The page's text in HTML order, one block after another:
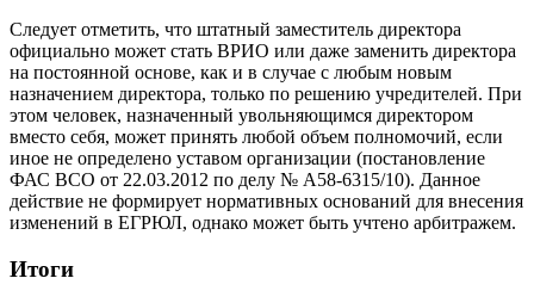
Следует отметить, что штатный заместитель директора
официально может стать ВРИО или даже заменить директора
на постоянной основе, как и в случае с любым новым
назначением директора, только по решению учредителей. При
этом человек, назначенный увольняющимся директором
вместо себя, может принять любой объем полномочий, если
иное не определено уставом организации (постановление
ФАС ВСО от 22.03.2012 по делу № А58-6315/10). Данное
действие не формирует нормативных оснований для внесения
изменений в ЕГРЮЛ, однако может быть учтено арбитражем.
Итоги